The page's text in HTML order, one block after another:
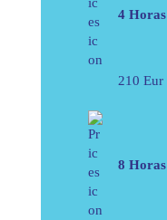
4 Horas
210 Eur
8 Horas